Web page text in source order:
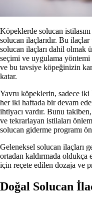
Köpeklerde solucan
solucan ilaçlarıdır. Bu
solucan ilaçları dahil olmak
seçimi ve uygulama yöntemi
ve bu tavsiye köpeğinizin
katar.
Yavru köpeklerin, sadece iki
her iki haftada bir devam
ihtiyacı vardır. Bunu
ve tekrarlayan istilaları
solucan giderme programı
Geleneksel solucan ilaçları
ortadan kaldırmada
için reçete edilen dozaja ve
Doğal Solucan